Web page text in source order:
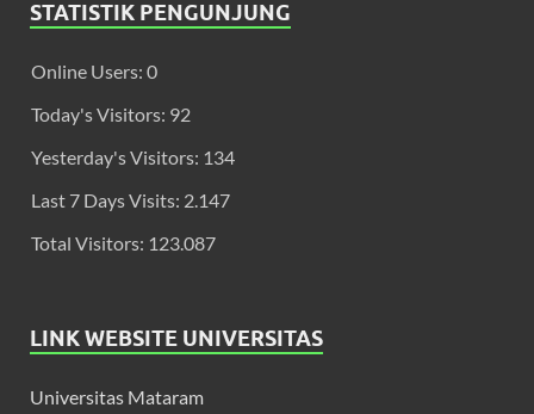
STATISTIK PENGUNJUNG
Online Users: 0
Today's Visitors: 92
Yesterday's Visitors: 134
Last 7 Days Visits: 2.147
Total Visitors: 123.087
LINK WEBSITE UNIVERSITAS
Universitas Mataram